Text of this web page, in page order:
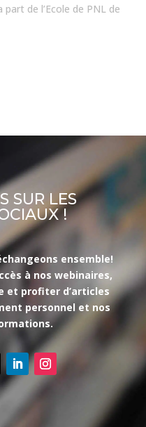
de l’Ecole de PNL de
SUR LES
!
ensemble!
à nos webinaires,
et profiter d’articles
personnel et nos